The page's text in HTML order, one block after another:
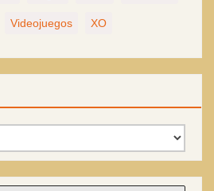
Videojuegos XO